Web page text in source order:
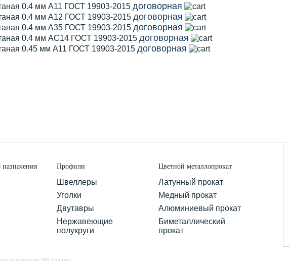
0.4 мм А11 ГОСТ 19903-2015 договорная
0.4 мм А12 ГОСТ 19903-2015 договорная
0.4 мм А35 ГОСТ 19903-2015 договорная
0.4 мм АС14 ГОСТ 19903-2015 договорная
0.45 мм А11 ГОСТ 19903-2015 договорная
Профили
Швеллеры
Уголки
Двутавры
Нержавеющие
полукруги
Цветной металлопрокат
Латунный прокат
Медный прокат
Алюминиевый прокат
Биметаллический
прокат
компания “MB Холдинг”